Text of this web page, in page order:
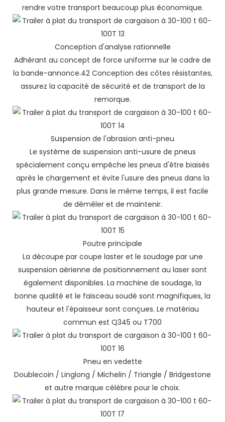
rendre votre transport beaucoup plus économique.
Conception d'analyse rationnelle
Adhérant au concept de force uniforme sur le cadre de
la bande-annonce.42 Conception des côtes résistantes,
assurez la capacité de sécurité et de transport de la
remorque.
Suspension de l'abrasion anti-pneu
Le système de suspension anti-usure de pneus
spécialement conçu empêche les pneus d'être biaisés
après le chargement et évite l'usure des pneus dans la
plus grande mesure. Dans le même temps, il est facile
de démêler et de maintenir.
Poutre principale
La découpe par coupe laster et le soudage par une
suspension aérienne de positionnement au laser sont
également disponibles. La machine de soudage, la
bonne qualité et le faisceau soudé sont magnifiques, la
hauteur et l'épaisseur sont conçues. Le matériau
commun est Q345 ou T700
Pneu en vedette
Doublecoin / Linglong / Michelin / Triangle / Bridgestone
et autre marque célèbre pour le choix.